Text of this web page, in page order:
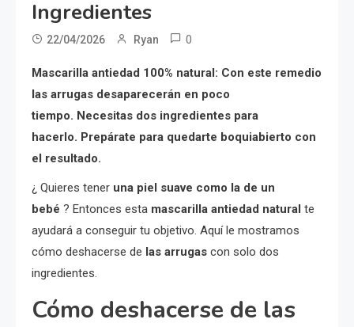
Ingredientes
22/04/2026 Ryan 0
Mascarilla antiedad 100% natural: Con este remedio
las arrugas desaparecerán en poco
tiempo. Necesitas dos ingredientes para
hacerlo. Prepárate para quedarte boquiabierto con
el resultado.
¿ Quieres tener una piel suave como la de un
bebé ? Entonces esta mascarilla antiedad natural te
ayudará a conseguir tu objetivo. Aquí le mostramos
cómo deshacerse de las arrugas con solo dos
ingredientes.
Cómo deshacerse de las